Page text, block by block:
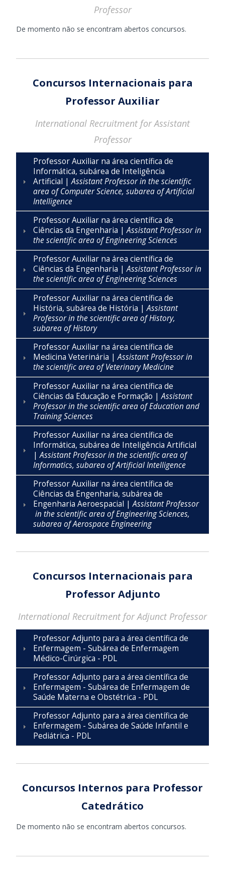
Professor
De momento não se encontram abertos concursos.
Concursos Internacionais para
Professor Auxiliar
International Recruitment for Assistant
Professor
Professor Auxiliar na área científica de
Informática, subárea de Inteligência
Artificial |Assistant Professor in the scientific
area of Computer Science, subarea of Artificial
Intelligence
Professor Auxiliar na área científica de
Ciências da Engenharia |Assistant Professor in
the scientific area of Engineering Sciences
Professor Auxiliar na área científica de
Ciências da Engenharia |Assistant Professor in
the scientific area of Engineering Sciences
Professor Auxiliar na área científica de
História, subárea de História |Assistant
Professor in the scientific area of History,
subarea of History
Professor Auxiliar na área científica de
Medicina Veterinária |Assistant Professor in
the scientific area of Veterinary Medicine
Professor Auxiliar na área científica de
Ciências da Educação e Formação |Assistant
Professor in the scientific area of Education and
Training Sciences
Professor Auxiliar na área científica de
Informática, subárea de Inteligência Artificial
|Assistant Professor in the scientific area of
Informatics, subarea of Artificial Intelligence
Professor Auxiliar na área científica de
Ciências da Engenharia, subárea de
Engenharia Aeroespacial |Assistant Professor
in the scientific area of Engineering Sciences,
subarea of Aerospace Engineering
Concursos Internacionais para
Professor Adjunto
International Recruitment for Adjunct Professor
Professor Adjunto para a área científica de
Enfermagem - Subárea de Enfermagem
Médico-Cirúrgica - PDL
Professor Adjunto para a área científica de
Enfermagem - Subárea de Enfermagem de
Saúde Materna e Obstétrica - PDL
Professor Adjunto para a área científica de
Enfermagem - Subárea de Saúde Infantil e
Pediátrica - PDL
Concursos Internos para Professor
Catedrático
De momento não se encontram abertos concursos.